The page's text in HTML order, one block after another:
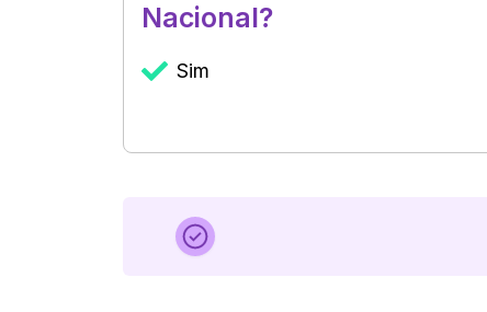
Nacional?
Sim